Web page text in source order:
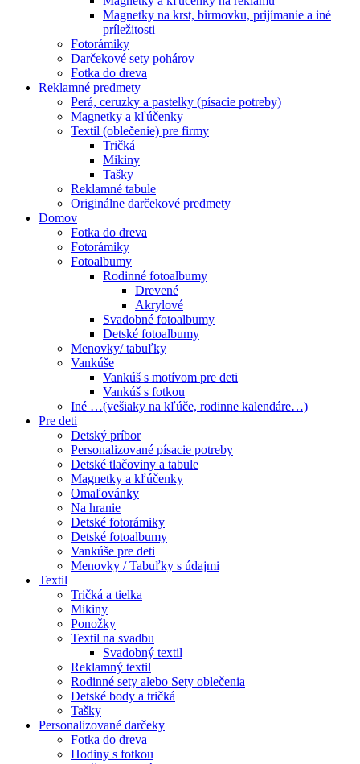
Magnetky na krst, birmovku, prijímanie a iné
príležitosti
Fotorámiky
Darčekové sety pohárov
Fotka do dreva
Reklamné predmety
Perá, ceruzky a pastelky (písacie potreby)
Magnetky a kľúčenky
Textil (oblečenie) pre firmy
Tričká
Mikiny
Tašky
Reklamné tabule
Originálne darčekové predmety
Domov
Fotka do dreva
Fotorámiky
Fotoalbumy
Rodinné fotoalbumy
Drevené
Akrylové
Svadobné fotoalbumy
Detské fotoalbumy
Menovky/ tabuľky
Vankúše
Vankúš s motívom pre deti
Vankúš s fotkou
Iné …(vešiaky na kľúče, rodinne kalendáre…)
Pre deti
Detský príbor
Personalizované písacie potreby
Detské tlačoviny a tabule
Magnetky a kľúčenky
Omaľovánky
Na hranie
Detské fotorámiky
Detské fotoalbumy
Vankúše pre deti
Menovky / Tabuľky s údajmi
Textil
Tričká a tielka
Mikiny
Ponožky
Textil na svadbu
Svadobný textil
Reklamný textil
Rodinné sety alebo Sety oblečenia
Detské body a tričká
Tašky
Personalizované darčeky
Fotka do dreva
Hodiny s fotkou